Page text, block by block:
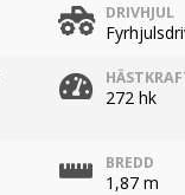
DRIVHJUL
272 hk
BREDD
1,87 m